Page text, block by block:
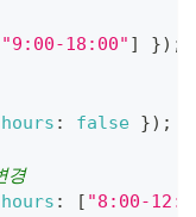
"9:00-18:00" ] }) ;
hours : false }) ;
경
hours : [ "8:00-